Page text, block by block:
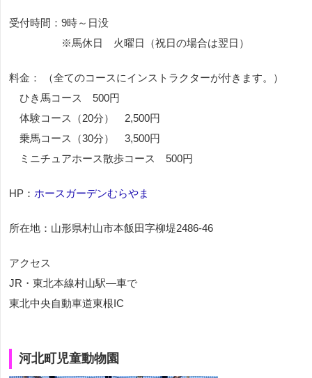
受付時間：9時～日没
※馬休日 火曜日（祝日の場合は翌日）
料金： （全てのコースにインストラクターが付きます。）
ひき馬コース 500円
体験コース（20分） 2,500円
乗馬コース（30分） 3,500円
ミニチュアホース散歩コース 500円
HP： ホースガーデンむらやま
所在地：山形県村山市本飯田字柳堤2486-46
アクセス
JR・東北本線村山駅―車で
東北中央自動車道東根IC
河北町児童動物園